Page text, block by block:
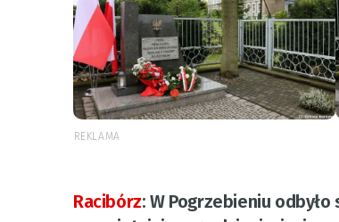
REKLAMA
Racibórz:W Pogrzebieniu